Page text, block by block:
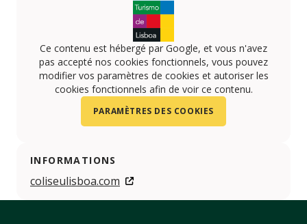
Ce contenu est hébergé par Google, et vous n'avez
pas accepté nos cookies fonctionnels, vous pouvez
modifier vos paramètres de cookies et autoriser les
cookies fonctionnels afin de voir ce contenu.
PARAMÈTRES DES COOKIES
INFORMATIONS
coliseulisboa.com